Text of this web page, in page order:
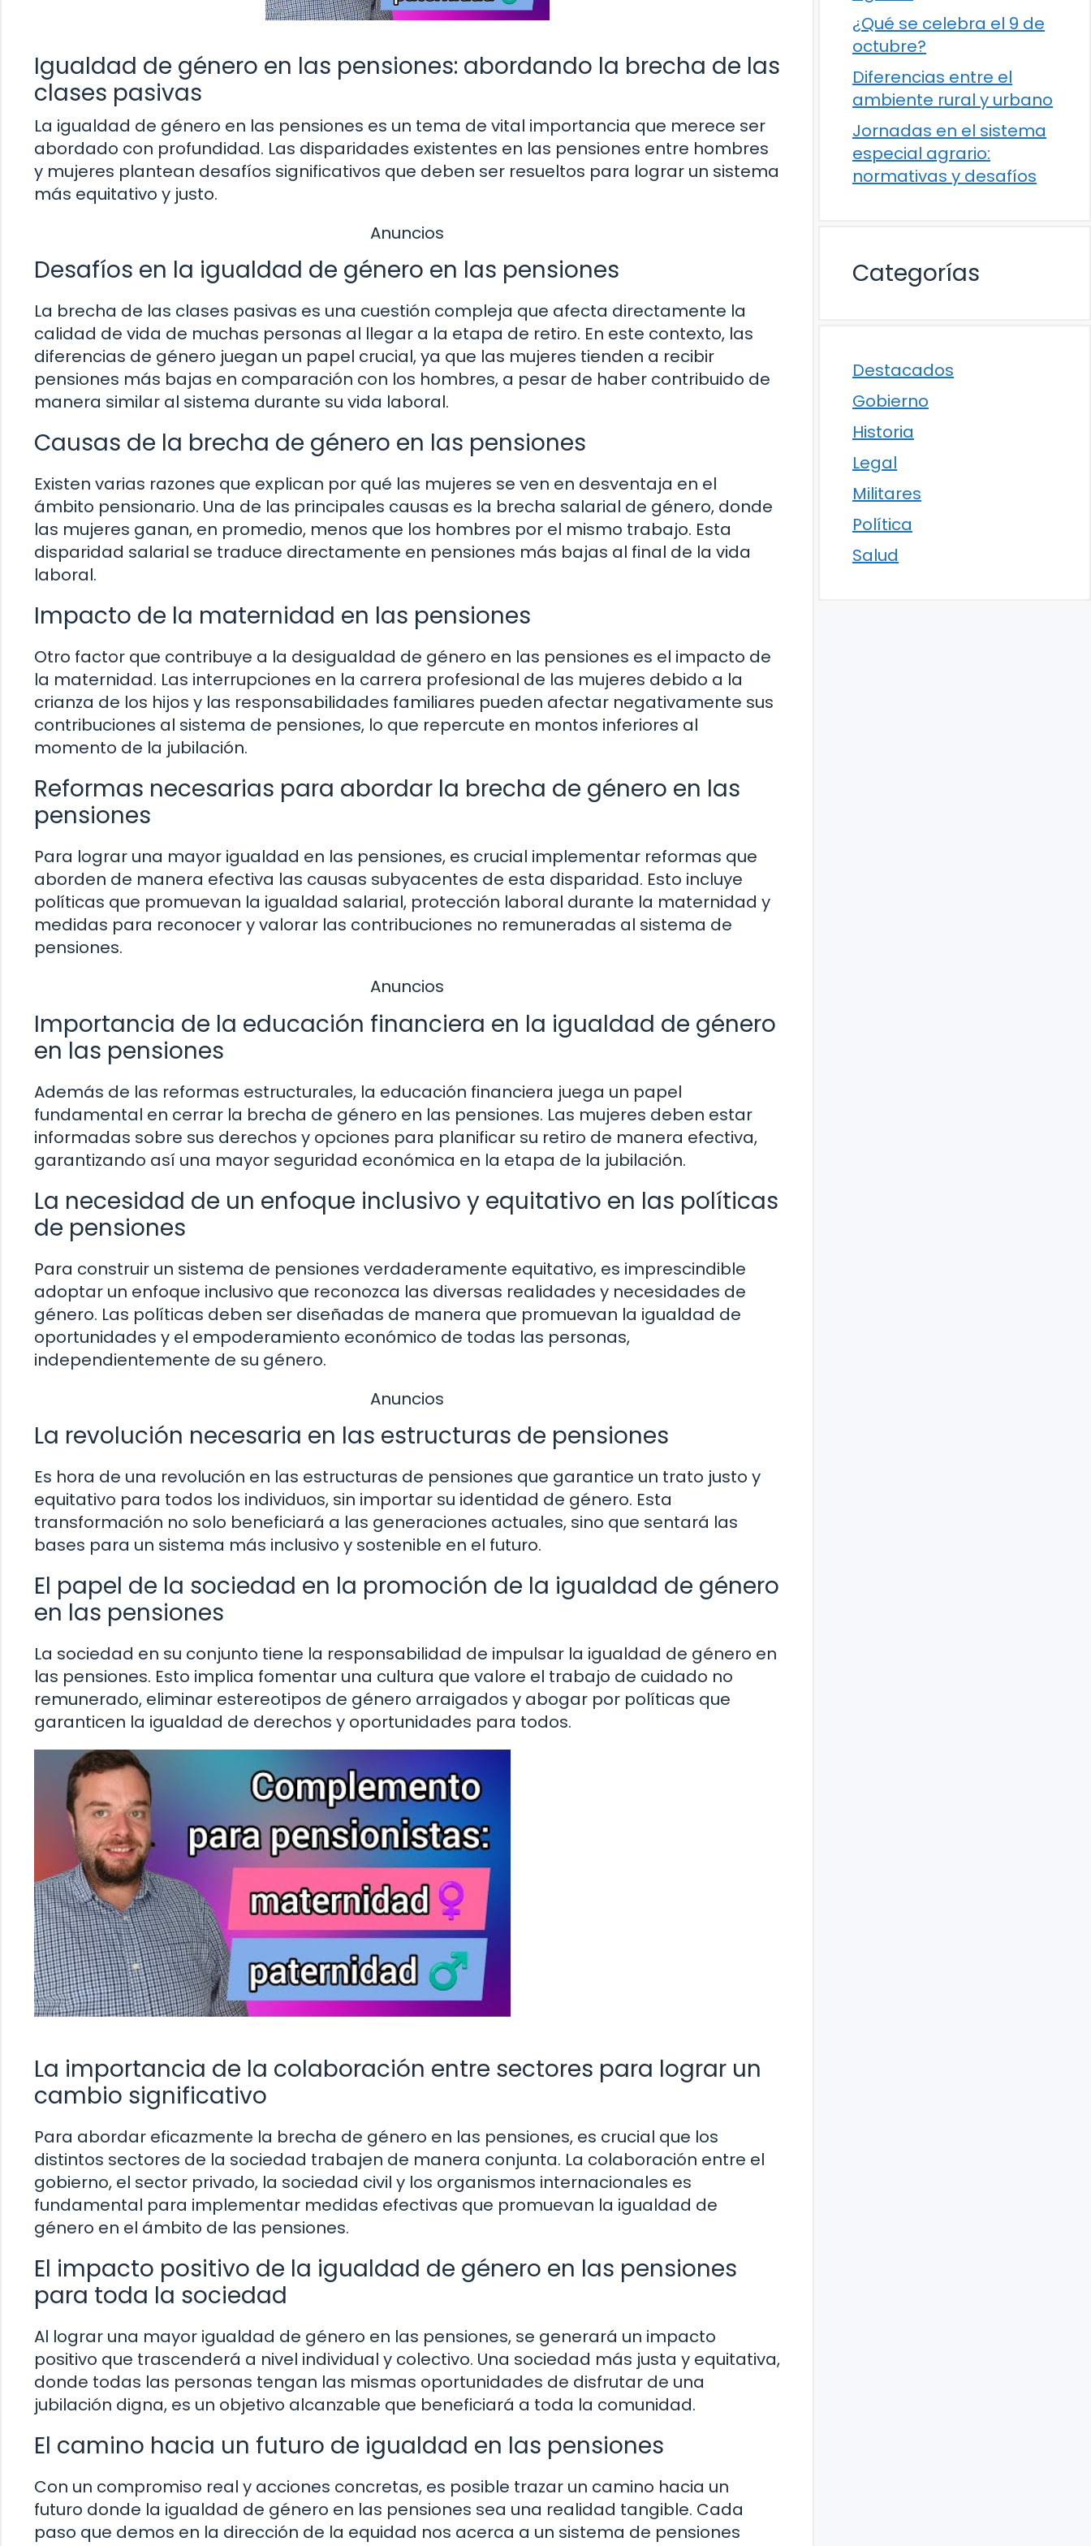
Igualdad de género en las pensiones: abordando la brecha de las
clases pasivas
La igualdad de género en las pensiones es un tema de vital importancia que merece ser
abordado con profundidad. Las disparidades existentes en las pensiones entre hombres
y mujeres plantean desafíos significativos que deben ser resueltos para lograr un sistema
más equitativo y justo.
Anuncios
Desafíos en la igualdad de género en las pensiones
La brecha de las clases pasivas es una cuestión compleja que afecta directamente la
calidad de vida de muchas personas al llegar a la etapa de retiro. En este contexto, las
diferencias de género juegan un papel crucial, ya que las mujeres tienden a recibir
pensiones más bajas en comparación con los hombres, a pesar de haber contribuido de
manera similar al sistema durante su vida laboral.
Causas de la brecha de género en las pensiones
Existen varias razones que explican por qué las mujeres se ven en desventaja en el
ámbito pensionario. Una de las principales causas es la brecha salarial de género, donde
las mujeres ganan, en promedio, menos que los hombres por el mismo trabajo. Esta
disparidad salarial se traduce directamente en pensiones más bajas al final de la vida
laboral.
Impacto de la maternidad en las pensiones
Otro factor que contribuye a la desigualdad de género en las pensiones es el impacto de
la maternidad. Las interrupciones en la carrera profesional de las mujeres debido a la
crianza de los hijos y las responsabilidades familiares pueden afectar negativamente sus
contribuciones al sistema de pensiones, lo que repercute en montos inferiores al
momento de la jubilación.
Reformas necesarias para abordar la brecha de género en las
pensiones
Para lograr una mayor igualdad en las pensiones, es crucial implementar reformas que
aborden de manera efectiva las causas subyacentes de esta disparidad. Esto incluye
políticas que promuevan la igualdad salarial, protección laboral durante la maternidad y
medidas para reconocer y valorar las contribuciones no remuneradas al sistema de
pensiones.
Anuncios
Importancia de la educación financiera en la igualdad de género
en las pensiones
Además de las reformas estructurales, la educación financiera juega un papel
fundamental en cerrar la brecha de género en las pensiones. Las mujeres deben estar
informadas sobre sus derechos y opciones para planificar su retiro de manera efectiva,
garantizando así una mayor seguridad económica en la etapa de la jubilación.
La necesidad de un enfoque inclusivo y equitativo en las políticas
de pensiones
Para construir un sistema de pensiones verdaderamente equitativo, es imprescindible
adoptar un enfoque inclusivo que reconozca las diversas realidades y necesidades de
género. Las políticas deben ser diseñadas de manera que promuevan la igualdad de
oportunidades y el empoderamiento económico de todas las personas,
independientemente de su género.
Anuncios
La revolución necesaria en las estructuras de pensiones
Es hora de una revolución en las estructuras de pensiones que garantice un trato justo y
equitativo para todos los individuos, sin importar su identidad de género. Esta
transformación no solo beneficiará a las generaciones actuales, sino que sentará las
bases para un sistema más inclusivo y sostenible en el futuro.
El papel de la sociedad en la promoción de la igualdad de género
en las pensiones
La sociedad en su conjunto tiene la responsabilidad de impulsar la igualdad de género en
las pensiones. Esto implica fomentar una cultura que valore el trabajo de cuidado no
remunerado, eliminar estereotipos de género arraigados y abogar por políticas que
garanticen la igualdad de derechos y oportunidades para todos.
La importancia de la colaboración entre sectores para lograr un
cambio significativo
Para abordar eficazmente la brecha de género en las pensiones, es crucial que los
distintos sectores de la sociedad trabajen de manera conjunta. La colaboración entre el
gobierno, el sector privado, la sociedad civil y los organismos internacionales es
fundamental para implementar medidas efectivas que promuevan la igualdad de
género en el ámbito de las pensiones.
El impacto positivo de la igualdad de género en las pensiones
para toda la sociedad
Al lograr una mayor igualdad de género en las pensiones, se generará un impacto
positivo que trascenderá a nivel individual y colectivo. Una sociedad más justa y equitativa,
donde todas las personas tengan las mismas oportunidades de disfrutar de una
jubilación digna, es un objetivo alcanzable que beneficiará a toda la comunidad.
El camino hacia un futuro de igualdad en las pensiones
Con un compromiso real y acciones concretas, es posible trazar un camino hacia un
futuro donde la igualdad de género en las pensiones sea una realidad tangible. Cada
paso que demos en la dirección de la equidad nos acerca a un sistema de pensiones
¿Qué se celebra el 9 de
octubre?
Diferencias entre el
ambiente rural y urbano
Jornadas en el sistema
especial agrario:
normativas y desafíos
Categorías
Destacados
Gobierno
Historia
Legal
Militares
Política
Salud